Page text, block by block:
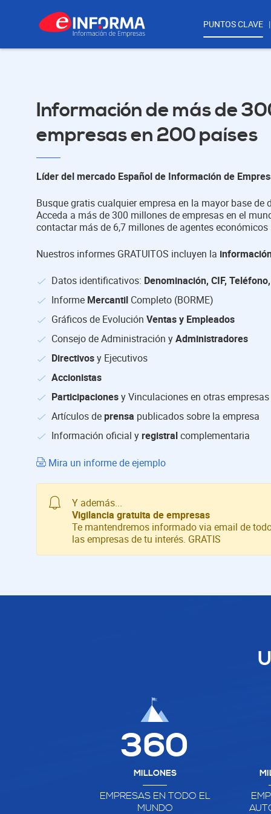
PUNTOS CLAVE
Información de más de
empresas en 200 países
Líder del mercado Español de Información de
Busque gratis cualquier empresa en la mayor base de
Acceda a más de 300 millones de empresas en el
contactar más de 6,7 millones de agentes económicos
Nuestros informes GRATUITOS incluyen la
Datos identificativos: Denominación, CIF,
Informe Mercantil Completo (BORME)
Gráficos de Evolución Ventas y Empleados
Consejo de Administración yAdministradores
Directivosy Ejecutivos
Accionistas
Participacionesy Vinculaciones en otras empresas
Artículos deprensa publicados sobre la empresa
Información oficial yregistralcomplementaria
Mira un informe de ejemplo
Y además...
Vigilancia gratuita de empresas
Te mantendremos informado via email de
las empresas de tu interés. GRATIS
360
MILLONES
EMPRESAS EN TODO EL
MUNDO